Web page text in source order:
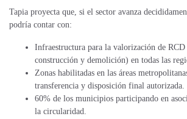
Tapia proyecta que, si el sector avanza
podría contar con:
Infraestructura para la valorización de RCD
construcción y demolición) en todas las
Zonas habilitadas en las áreas
transferencia y disposición final autorizada.
60% de los municipios participando en
la circularidad.